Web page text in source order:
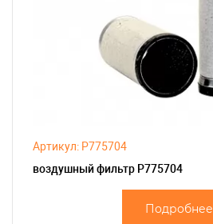
Артикул: P775704
воздушный фильтр P775704
Подробнее